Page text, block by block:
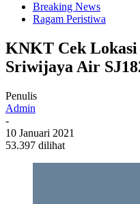
Breaking News
Ragam Peristiwa
KNKT Cek
Sriwijaya Air
Penulis
Admin
-
10 Januari 2021
53.397 dilihat